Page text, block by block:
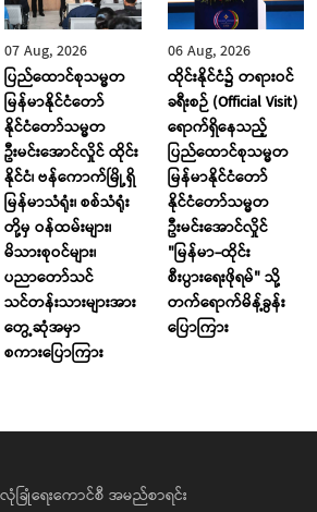
07 Aug, 2026
ပြည်ထောင်စုသမ္မတ
မြန်မာနိုင်ငံတော်
နိုင်ငံတော်သမ္မတ
ဦးမင်းအောင်လှိုင် ထိုင်း
နိုင်ငံ၊ ဗန်ကောက်မြို့ရှိ
မြန်မာသံရုံး၊ စစ်သံရုံး
တို့မှ ဝန်ထမ်းများ၊
မိသားစုဝင်များ၊
ပညာတော်သင်
သင်တန်းသားများအား
တွေ့ဆုံအမှာ
စကားပြောကြား
06 Aug, 2026
ထိုင်းနိုင်ငံ၌ တရားဝင်
ခရီးစဉ် (Official Visit)
ရောက်ရှိနေသည့်
ပြည်ထောင်စုသမ္မတ
မြန်မာနိုင်ငံတော်
နိုင်ငံတော်သမ္မတ
ဦးမင်းအောင်လှိုင်
"မြန်မာ-ထိုင်း
စီးပွားရေးဖိုရမ်" သို့
တက်ရောက်မိန့်ခွန်း
ပြောကြား
ြုံရေးကောင်စီ အမည်စာရင်း